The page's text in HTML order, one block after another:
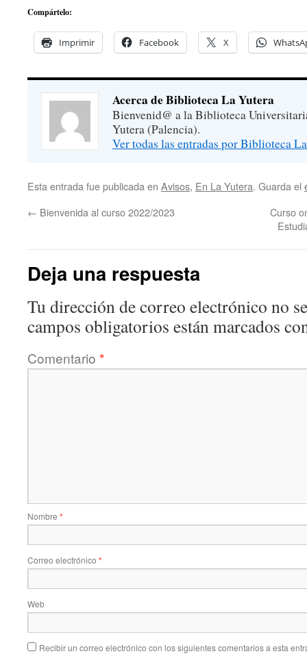
Compártelo:
Imprimir Facebook X
Acerca de Biblioteca La Yutera
Bienvenid@ a la Biblioteca
Yutera (Palencia).
Ver todas las entradas por Biblioteca
Esta entrada fue publicada en Avisos, En La Yutera. Guarda el
← Bienvenida al curso 2022/2023
Curso
Deja una respuesta
Tu dirección de correo electrónico no
campos obligatorios están marcados
Comentario *
Nombre *
Correo electrónico *
Web
Recibir un correo electrónico con los siguientes comentarios a esta